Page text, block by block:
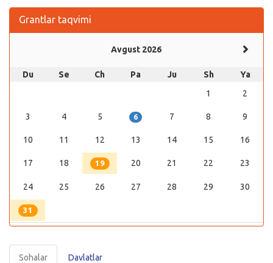
Grantlar taqvimi
Avgust 2026
Du Se Ch Pa Ju Sh
Ya
1
2
3 4 5 6 7 8 9
10 11 12 13 14 15 16
17 18 19 20 21 22 23
24 25 26 27 28 29 30
31
Sohalar Davlatlar